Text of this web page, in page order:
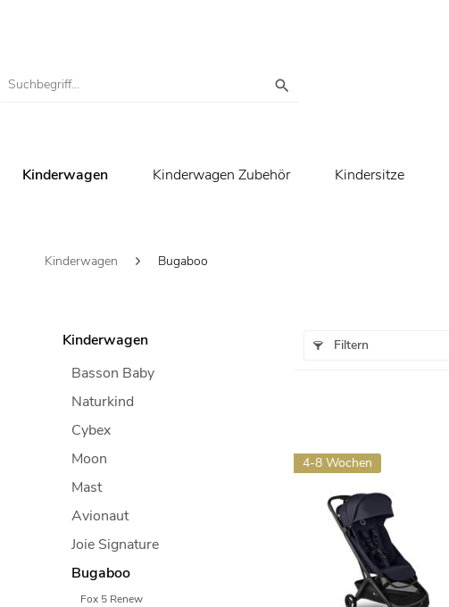
Kinderwagen Kinderwagen Zubehör Kindersitze
Kinderwagen Bugaboo
Kinderwagen
Basson Baby
Naturkind
Cybex
Moon
Mast
Avionaut
Joie Signature
Bugaboo
Fox 5 Renew
Filtern
4-8 Wochen